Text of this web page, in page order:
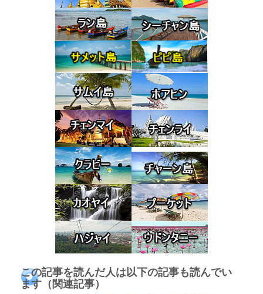
この記事を読んだ人は以下の記事も読んでい
ます（関連記事）